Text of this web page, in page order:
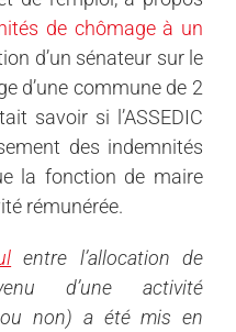
de chômage à un
d’un sénateur sur le
d’une commune de 2
savoir si l’ASSEDIC
des indemnités
la fonction de maire
rémunérée.
entre l’allocation de
d’une activité
ou non) a été mis en